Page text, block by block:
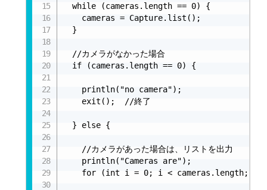
  while (cameras.length == 0) {
    cameras = Capture.list();
  }
  //カメラがなかった場合
  if (cameras.length == 0) {
    println("no camera");
    exit();  //終了
  } else {
    //カメラがあった場合は、リストを出力
    println("Cameras are");
for (int i = 0; i < cameras.length;